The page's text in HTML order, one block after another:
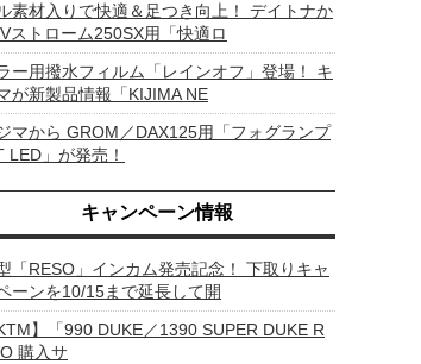
素材入りで快適＆足つき向上！ デイトナか
ストローム250SX用「快適ロ
ー用撥水フィルム「レインオフ」登場！ キ
が新製品情報「KIJIMA NE
マから GROM／DAX125用「フォグランプ
LED」が発売！
キャンペーン情報
「RESO」インカム発売記念！ 下取りキャ
ーンを10/15まで延長して開
KTM】「990 DUKE／1390 SUPER DUKE R
購入サ